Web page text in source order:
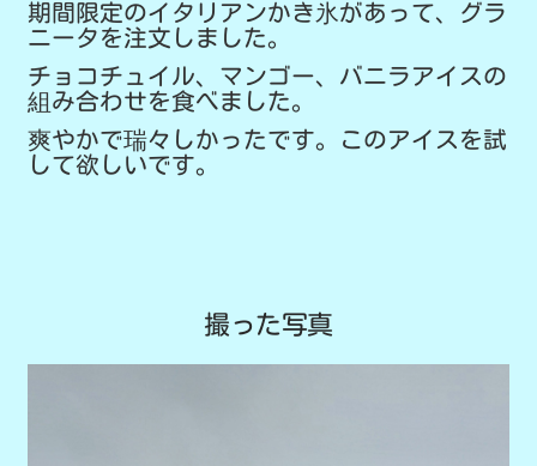
期間限定のイタリアンかき氷があって、グラ
ニータを注文しました。
チョコチュイル、マンゴー、バニラアイスの
組み合わせを食べました。
爽やかで瑞々しかったです。このアイスを試
して欲しいです。
撮った写真